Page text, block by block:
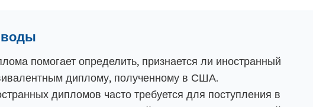
помогает определить, признается ли иностранный
диплому, полученному в США.
дипломов часто требуется для поступления в